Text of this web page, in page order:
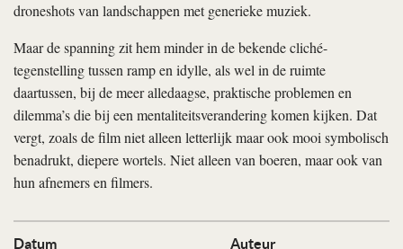
Datum Auteur
drone­shots van landschappen met generieke muziek.
Maar de spanning zit hem minder in de bekende cliché-
tegenstelling tussen ramp en idylle, als wel in de ruimte
daartussen, bij de meer alledaagse, praktische problemen en
dilemma’s die bij een mentaliteitsverandering komen kijken. Dat
vergt, zoals de film niet alleen letterlijk maar ook mooi symbolisch
benadrukt, diepere wortels. Niet alleen van boeren, maar ook van
hun afnemers en filmers.